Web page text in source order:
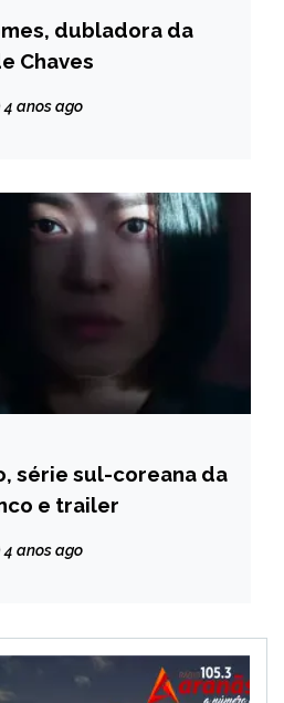
dubladora da
Chaves
4 anos ago
série sul-coreana da
e trailer
4 anos ago